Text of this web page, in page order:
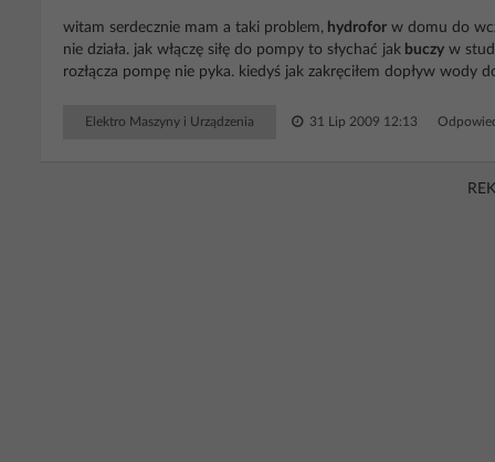
witam serdecznie mam a taki problem, hydrofor w domu do
nie działa. jak włączę siłę do pompy to słychać jak buczy w
rozłącza pompę nie pyka. kiedyś jak zakręciłem dopływ wody
Elektro Maszyny i Urządzenia 31 Lip 2009 12:13